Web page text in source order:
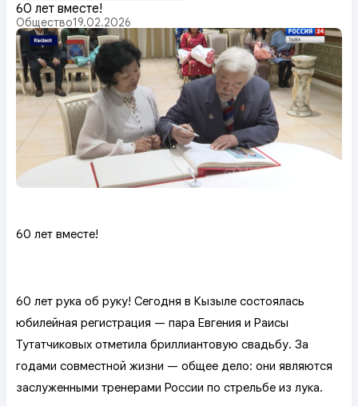
60 лет вместе!
Общество19.02.2026
60 лет вместе!
60 лет рука об руку! Сегодня в Кызыле состоялась
юбилейная регистрация — пара Евгения и Раисы
Тутатчиковых отметила бриллиантовую свадьбу. За
годами совместной жизни — общее дело: они являются
заслуженными тренерами России по стрельбе из лука.